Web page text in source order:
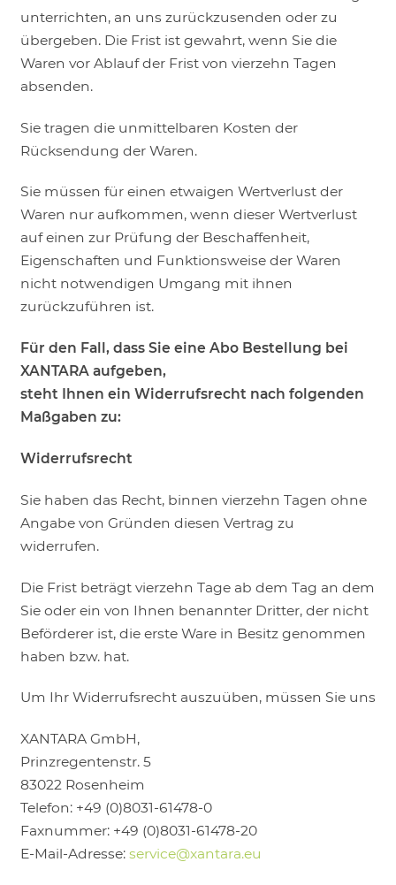
unterrichten, an uns zurückzusenden oder zu
übergeben. Die Frist ist gewahrt, wenn Sie die
Waren vor Ablauf der Frist von vierzehn Tagen
absenden.
Sie tragen die unmittelbaren Kosten der
Rücksendung der Waren.
Sie müssen für einen etwaigen Wertverlust der
Waren nur aufkommen, wenn dieser Wertverlust
auf einen zur Prüfung der Beschaffenheit,
Eigenschaften und Funktionsweise der Waren
nicht notwendigen Umgang mit ihnen
zurückzuführen ist.
Für den Fall, dass Sie eine Abo Bestellung bei
XANTARA aufgeben,
steht Ihnen ein Widerrufsrecht nach folgenden
Maßgaben zu:
Widerrufsrecht
Sie haben das Recht, binnen vierzehn Tagen ohne
Angabe von Gründen diesen Vertrag zu
widerrufen.
Die Frist beträgt vierzehn Tage ab dem Tag an dem
Sie oder ein von Ihnen benannter Dritter, der nicht
Beförderer ist, die erste Ware in Besitz genommen
haben bzw. hat.
Um Ihr Widerrufsrecht auszuüben, müssen Sie uns
XANTARA GmbH,
Prinzregentenstr. 5
83022 Rosenheim
Telefon: +49 (0)8031-61478-0
Faxnummer: +49 (0)8031-61478-20
E-Mail-Adresse: service@xantara.eu